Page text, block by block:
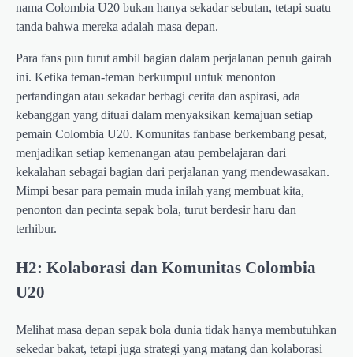
nama Colombia U20 bukan hanya sekadar sebutan, tetapi suatu
tanda bahwa mereka adalah masa depan.
Para fans pun turut ambil bagian dalam perjalanan penuh gairah
ini. Ketika teman-teman berkumpul untuk menonton
pertandingan atau sekadar berbagi cerita dan aspirasi, ada
kebanggan yang dituai dalam menyaksikan kemajuan setiap
pemain Colombia U20. Komunitas fanbase berkembang pesat,
menjadikan setiap kemenangan atau pembelajaran dari
kekalahan sebagai bagian dari perjalanan yang mendewasakan.
Mimpi besar para pemain muda inilah yang membuat kita,
penonton dan pecinta sepak bola, turut berdesir haru dan
terhibur.
H2: Kolaborasi dan Komunitas Colombia
U20
Melihat masa depan sepak bola dunia tidak hanya membutuhkan
sekedar bakat, tetapi juga strategi yang matang dan kolaborasi